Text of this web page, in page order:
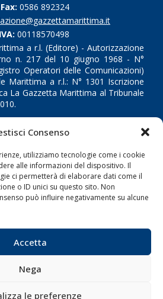
Consenso
utilizziamo tecnologie come i cookie
alle informazioni del dispositivo. Il
ci permetterà di elaborare dati come il
o ID unici su questo sito. Non
può influire negativamente su alcune
Accetta
Nega
le preferenze
Fax: 0586 892324
00118570498
a r.l. (Editore) - Autorizzazione
n. 217 del 10 giugno 1968 - N°
Operatori delle Comunicazioni)
Marittima a r.l.: N° 1301 Iscrizione
La Gazzetta Marittima al Tribunale
LINK
Shipping
Interporti
Trasporti
Sostenibilità
di Navigazione
Blue economy